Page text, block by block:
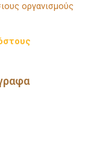
οργανισμούς